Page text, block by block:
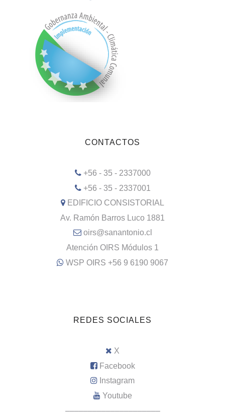
CONTACTOS
+56 - 35 - 2337000
+56 - 35 - 2337001
EDIFICIO CONSISTORIAL
Av. Ramón Barros Luco 1881
oirs@sanantonio.cl
Atención OIRS Módulos 1
WSP OIRS +56 9 6190 9067
REDES SOCIALES
X
Facebook
Instagram
Youtube
–––––––––––––––––––––